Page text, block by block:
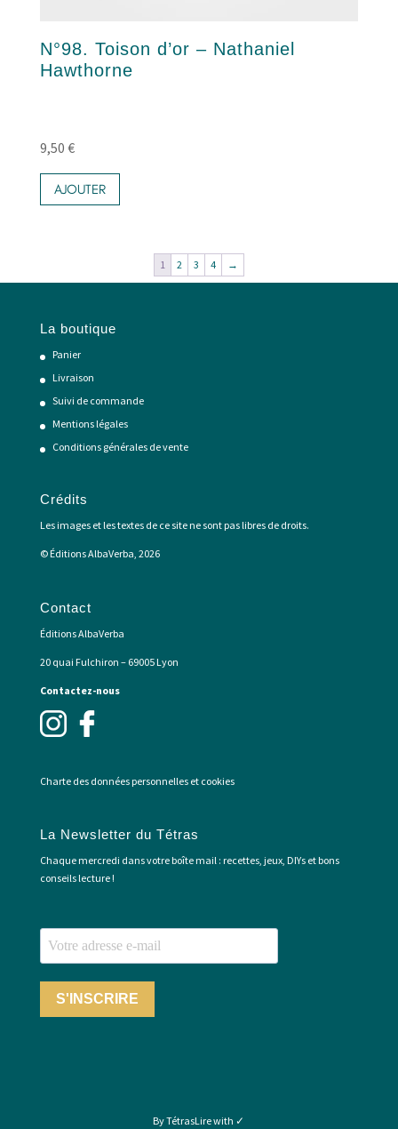
N°98. Toison d’or – Nathaniel
Hawthorne
9,50 €
AJOUTER
1 2 3 4 →
La boutique
Panier
Livraison
Suivi de commande
Mentions légales
Conditions générales de vente
Crédits
Les images et les textes de ce site ne sont pas libres de droits.
© Éditions AlbaVerba, 2026
Contact
Éditions AlbaVerba
20 quai Fulchiron – 69005 Lyon
Contactez-nous
Charte des données personnelles et cookies
La Newsletter du Tétras
Chaque mercredi dans votre boîte mail : recettes, jeux, DIYs et bons
conseils lecture !
S'INSCRIRE
By TétrasLire with ✓